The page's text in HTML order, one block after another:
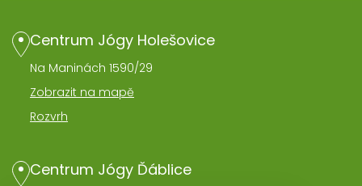
Centrum Jógy Holešovice
Na Maninách 1590/29
Zobrazit na mapě
Rozvrh
Centrum Jógy Ďáblice